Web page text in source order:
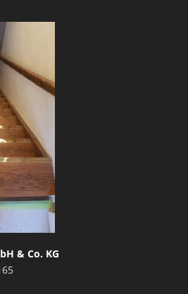
& Co. KG